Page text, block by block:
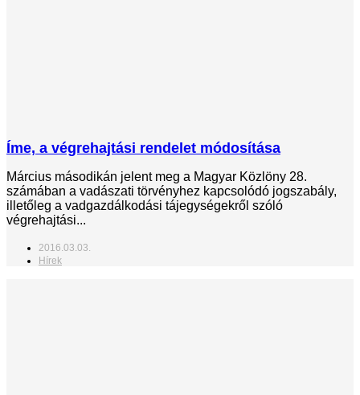
Íme, a végrehajtási rendelet módosítása
Március másodikán jelent meg a Magyar Közlöny 28.
számában a vadászati törvényhez kapcsolódó jogszabály,
illetőleg a vadgazdálkodási tájegységekről szóló
végrehajtási...
2016.03.03.
Hírek